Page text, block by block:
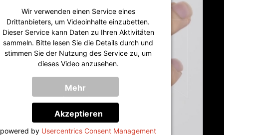
Wir verwenden einen Service eines
Drittanbieters, um Videoinhalte einzubetten.
Dieser Service kann Daten zu Ihren Aktivitäten
sammeln. Bitte lesen Sie die Details durch und
stimmen Sie der Nutzung des Service zu, um
dieses Video anzusehen.
Mehr
Informationen
Akzeptieren
powered by Usercentrics Consent Management